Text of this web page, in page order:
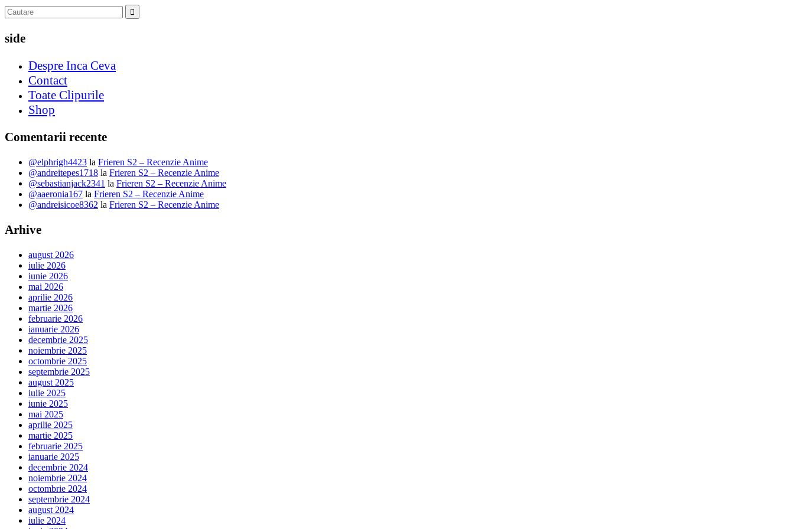
side
Despre Inca Ceva
Contact
Toate Clipurile
Shop
Comentarii recente
@elphrigh4423 la Frieren S2 – Recenzie Anime
@andreitepes1718 la Frieren S2 – Recenzie Anime
@sebastianjack2341 la Frieren S2 – Recenzie Anime
@aaeronia167 la Frieren S2 – Recenzie Anime
@andreisicoe8362 la Frieren S2 – Recenzie Anime
Arhive
august 2026
iulie 2026
iunie 2026
mai 2026
aprilie 2026
martie 2026
februarie 2026
ianuarie 2026
decembrie 2025
noiembrie 2025
octombrie 2025
septembrie 2025
august 2025
iulie 2025
iunie 2025
mai 2025
aprilie 2025
martie 2025
februarie 2025
ianuarie 2025
decembrie 2024
noiembrie 2024
octombrie 2024
septembrie 2024
august 2024
iulie 2024